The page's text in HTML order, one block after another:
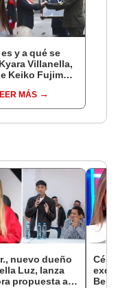
y a qué se
Villanella,
Keiko Fujimori
MÁS
nuevo dueño
Luz, lanza
propuesta a